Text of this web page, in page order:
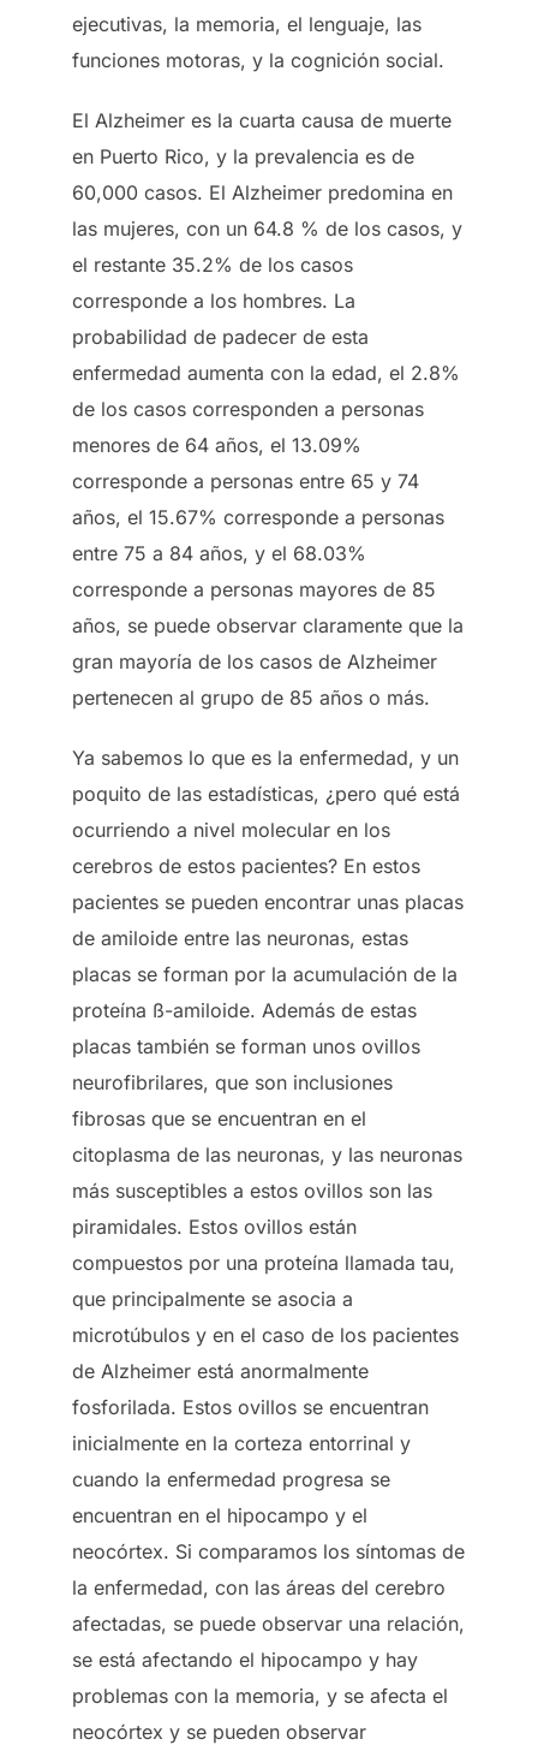
ejecutivas, la memoria, el lenguaje, las
funciones motoras, y la cognición social.
El Alzheimer es la cuarta causa de muerte
en Puerto Rico, y la prevalencia es de
60,000 casos. El Alzheimer predomina en
las mujeres, con un 64.8 % de los casos, y
el restante 35.2% de los casos
corresponde a los hombres. La
probabilidad de padecer de esta
enfermedad aumenta con la edad, el 2.8%
de los casos corresponden a personas
menores de 64 años, el 13.09%
corresponde a personas entre 65 y 74
años, el 15.67% corresponde a personas
entre 75 a 84 años, y el 68.03%
corresponde a personas mayores de 85
años, se puede observar claramente que la
gran mayoría de los casos de Alzheimer
pertenecen al grupo de 85 años o más.
Ya sabemos lo que es la enfermedad, y un
poquito de las estadísticas, ¿pero qué está
ocurriendo a nivel molecular en los
cerebros de estos pacientes? En estos
pacientes se pueden encontrar unas placas
de amiloide entre las neuronas, estas
placas se forman por la acumulación de la
proteína ß-amiloide. Además de estas
placas también se forman unos ovillos
neurofibrilares, que son inclusiones
fibrosas que se encuentran en el
citoplasma de las neuronas, y las neuronas
más susceptibles a estos ovillos son las
piramidales. Estos ovillos están
compuestos por una proteína llamada tau,
que principalmente se asocia a
microtúbulos y en el caso de los pacientes
de Alzheimer está anormalmente
fosforilada. Estos ovillos se encuentran
inicialmente en la corteza entorrinal y
cuando la enfermedad progresa se
encuentran en el hipocampo y el
neocórtex. Si comparamos los síntomas de
la enfermedad, con las áreas del cerebro
afectadas, se puede observar una relación,
se está afectando el hipocampo y hay
problemas con la memoria, y se afecta el
neocórtex y se pueden observar